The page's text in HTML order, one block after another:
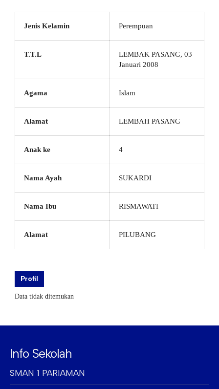
Jenis Kelamin Perempuan
T.T.L
LEMBAK PASANG, 03
Januari 2008
Agama Islam
Alamat LEMBAH PASANG
Anak ke 4
Nama Ayah SUKARDI
Nama Ibu RISMAWATI
Alamat PILUBANG
Profil
Data tidak ditemukan
Info Sekolah
SMAN 1 PARIAMAN